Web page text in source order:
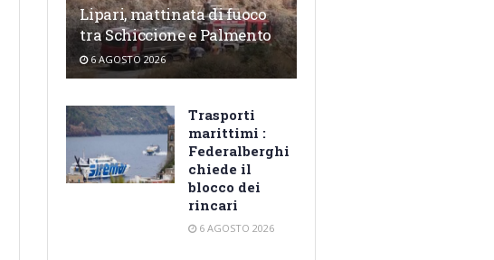
Lipari, mattinata di fuoco
tra Schiccione e Palmento
6 AGOSTO 2026
Trasporti
marittimi :
Federalberghi
chiede il
blocco dei
rincari
6 AGOSTO 2026